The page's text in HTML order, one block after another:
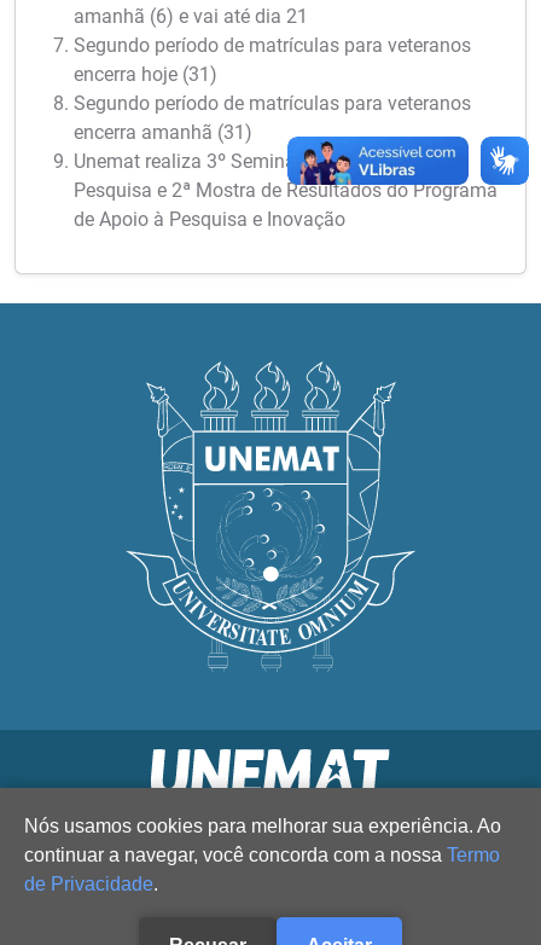
amanhã (6) e vai até dia 21
Segundo período de matrículas para veteranos
encerra hoje (31)
Segundo período de matrículas para veteranos
encerra amanhã (31)
Unemat realiza 3º Seminário Meio Termo de
Pesquisa e 2ª Mostra de Resultados do Programa
de Apoio à Pesquisa e Inovação
Nós usamos cookies para melhorar sua experiência. Ao
continuar a navegar, você concorda com a nossa Termo
de Privacidade.